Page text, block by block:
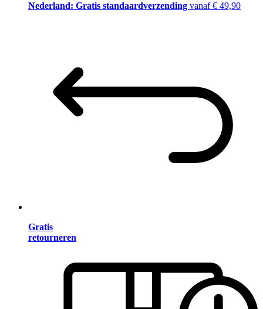
Nederland: Gratis standaardverzending vanaf € 49,90
Gratis
retourneren